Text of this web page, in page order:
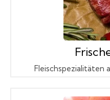
Fleischspezialitäten